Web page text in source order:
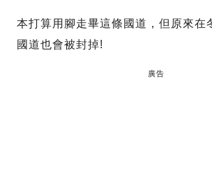
本打算用腳走畢這條國道，但原來在
國道也會被封掉!
廣告